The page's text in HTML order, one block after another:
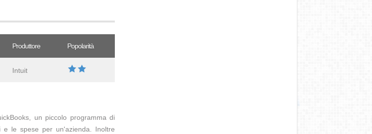
Produttore Popolarità
Intuit
un piccolo programma di
e le spese per un'azienda. Inoltre